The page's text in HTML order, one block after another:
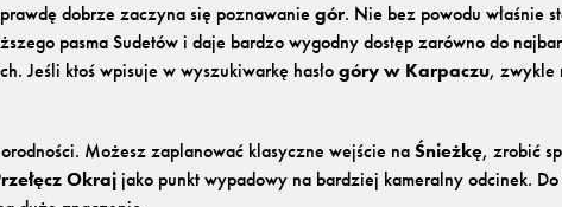
dobrze zaczyna się poznawanie gór. Nie bez powodu właśnie
pasma Sudetów i daje bardzo wygodny dostęp zarówno do
Jeśli ktoś wpisuje w wyszukiwarkę hasłogóry w Karpaczu, zwykle
Możesz zaplanować klasyczne wejście naŚnieżkę, zrobić
Okrajjako punkt wypadowy na bardziej kameralny odcinek.